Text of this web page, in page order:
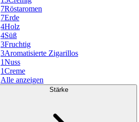
7Röstaromen
7Erde
4Holz
4Süß
3Fruchtig
3Aromatisierte Zigarillos
1Nuss
1Creme
Alle anzeigen
Stärke